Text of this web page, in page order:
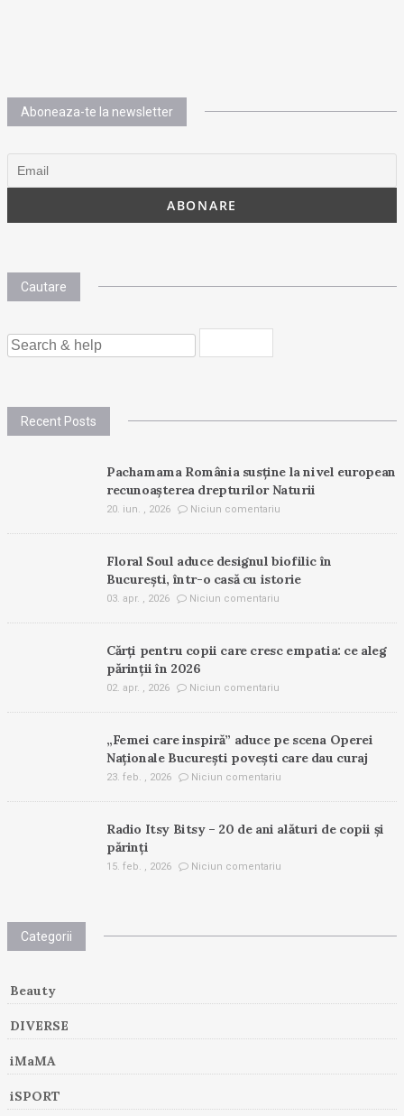
Aboneaza-te la newsletter
Cautare
SEARCH
FOR:
Recent Posts
Pachamama România susține la nivel european
recunoașterea drepturilor Naturii
20. iun. , 2026 Niciun comentariu
Floral Soul aduce designul biofilic în
București, într-o casă cu istorie
03. apr. , 2026 Niciun comentariu
Cărți pentru copii care cresc empatia: ce aleg
părinții în 2026
02. apr. , 2026 Niciun comentariu
„Femei care inspiră” aduce pe scena Operei
Naționale București povești care dau curaj
23. feb. , 2026 Niciun comentariu
Radio Itsy Bitsy – 20 de ani alături de copii și
părinți
15. feb. , 2026 Niciun comentariu
Categorii
Beauty
DIVERSE
iMaMA
iSPORT